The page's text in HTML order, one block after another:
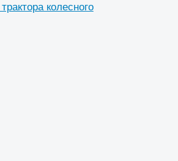
колесного